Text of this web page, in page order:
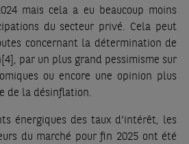
mais cela a eu beaucoup moins
du secteur privé. Cela peut
concernant la détermination de
[4], par un plus grand pessimisme sur
ou encore une opinion plus
de la désinflation.
énergiques des taux d’intérêt, les
du marché pour fin 2025 ont été